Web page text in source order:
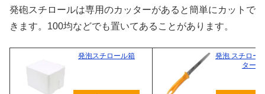
発砲スチロールは専用のカッターがあると簡単にカットで
きます。100均などでも置いてあることがあります。
発泡スチロール箱
発泡 スチロー
ター